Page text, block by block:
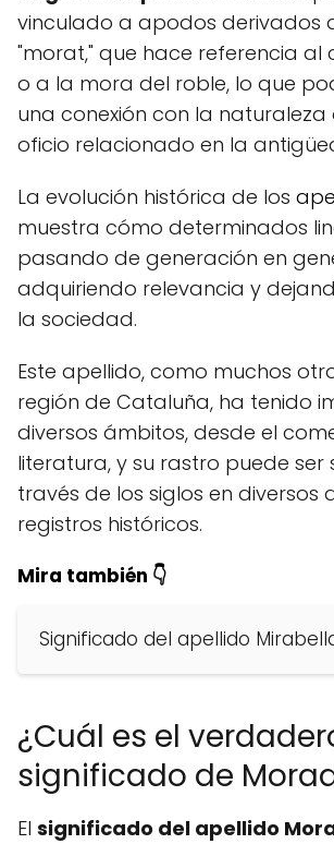
vinculado a apodos derivados
"morat," que hace referencia al
o a la mora del roble, lo que
una conexión con la
oficio relacionado en la
La evolución histórica de los
muestra cómo determinados
pasando de generación en
adquiriendo relevancia y
la sociedad.
Este apellido, como muchos
región de Cataluña, ha tenido
diversos ámbitos, desde el
literatura, y su rastro puede ser
través de los siglos en diversos
registros históricos.
Mira también 👇
Significado del apellido
¿Cuál es el
significado de
El significado del apellido